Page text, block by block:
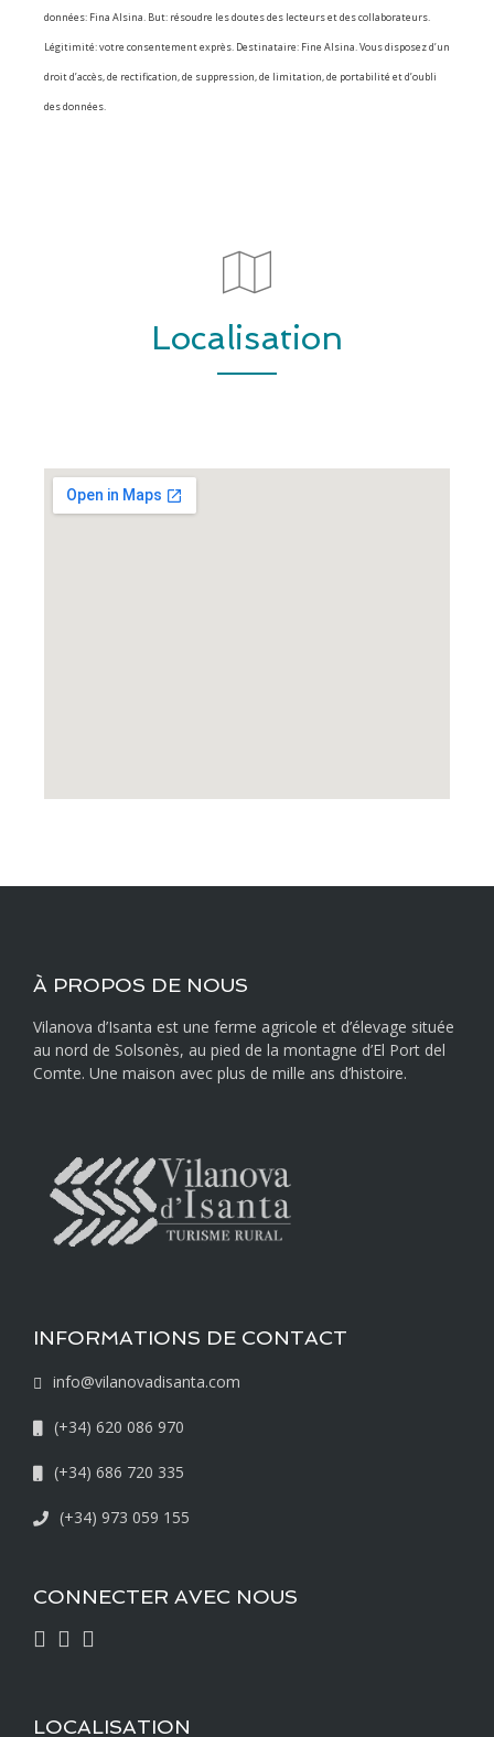
données: Fina Alsina. But: résoudre les doutes des lecteurs et des collaborateurs.
Légitimité: votre consentement exprès. Destinataire: Fine Alsina. Vous disposez d’un
droit d’accès, de rectification, de suppression, de limitation, de portabilité et d’oubli
des données.
Localisation
À PROPOS DE NOUS
Vilanova d’Isanta est une ferme agricole et d’élevage située
au nord de Solsonès, au pied de la montagne d’El Port del
Comte. Une maison avec plus de mille ans d’histoire.
INFORMATIONS DE CONTACT
info@vilanovadisanta.com
(+34) 620 086 970
(+34) 686 720 335
(+34) 973 059 155
CONNECTER AVEC NOUS
LOCALISATION